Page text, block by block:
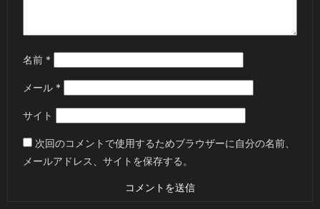
名前 *
メール *
サイト
次回のコメントで使用するためブラウザーに自分の名前、
メールアドレス、サイトを保存する。